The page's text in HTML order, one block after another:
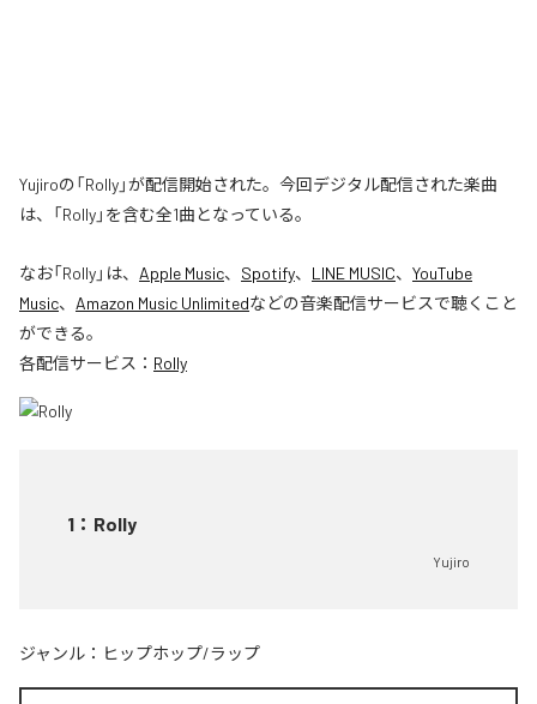
Yujiroの「Rolly」が配信開始された。今回デジタル配信された楽曲
は、「Rolly」を含む全1曲となっている。
なお「Rolly」は、 Apple Music、 Spotify、 LINE MUSIC、 YouTube
Music、 Amazon Music Unlimitedなどの音楽配信サービスで聴くこと
ができる。
各配信サービス： Rolly
1 ： Rolly
Yujiro
ジャンル： ヒップホップ/ラップ